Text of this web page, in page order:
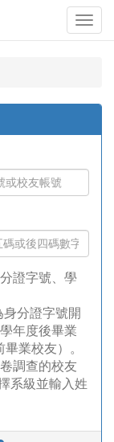
證字號、學
分證字號開
年度後畢業
業校友）。
調查的校友
系級並輸入姓